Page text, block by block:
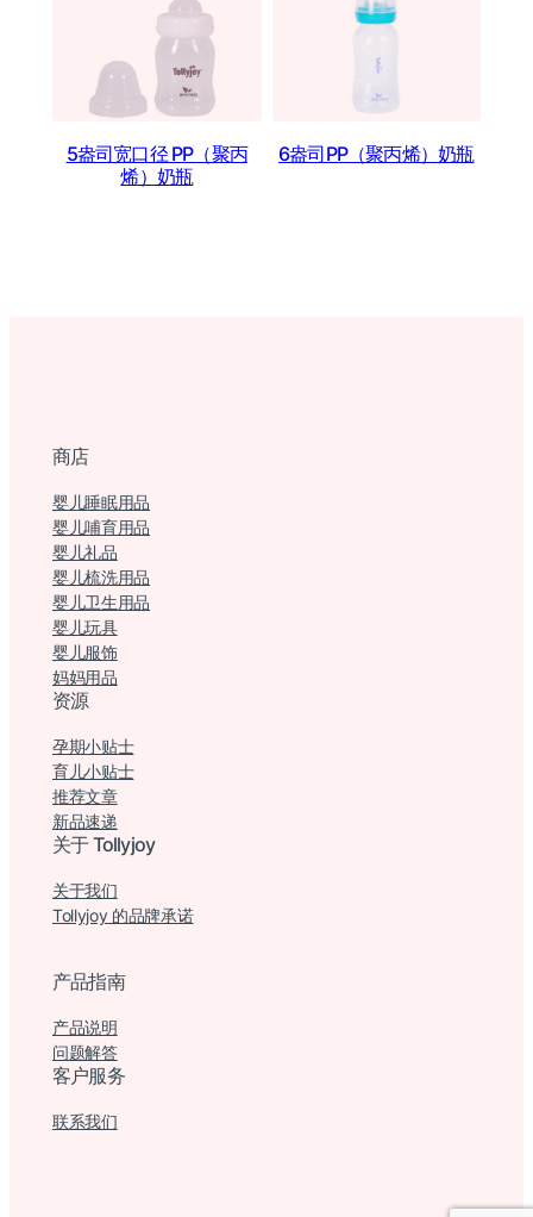
5盎司宽口径 PP（聚丙
烯）奶瓶
6盎司PP（聚丙烯）奶瓶
商店
婴儿睡眠用品
婴儿哺育用品
婴儿礼品
婴儿梳洗用品
婴儿卫生用品
婴儿玩具
婴儿服饰
妈妈用品
资源
孕期小贴士
育儿小贴士
推荐文章
新品速递
关于 Tollyjoy
关于我们
Tollyjoy 的品牌承诺
产品指南
产品说明
问题解答
客户服务
联系我们